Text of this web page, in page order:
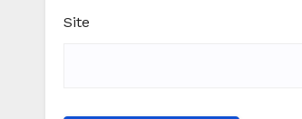
Site